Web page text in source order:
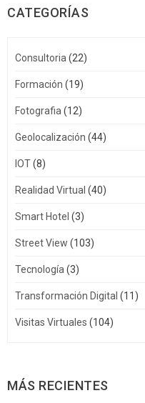
CATEGORÍAS
Consultoria(22)
Formación (19)
Fotografia(12)
Geolocalización (44)
IOT(8)
Realidad Virtual (40)
Smart Hotel (3)
Street View (103)
Tecnología(3)
Transformación Digital (11)
Visitas Virtuales (104)
MÁS RECIENTES